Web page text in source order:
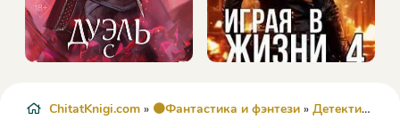
ChitatKnigi.com » 🟠Фантастика и фэнтези » Детективная фантастика